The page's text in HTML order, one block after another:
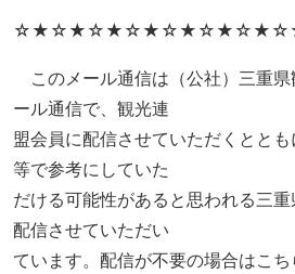
このメール通信は（公社）三重県
ール通信で、観光連
盟会員に配信させていただくとと
等で参考にしていた
だける可能性があると思われる三
配信させていただい
ています。配信が不要の場合はこ